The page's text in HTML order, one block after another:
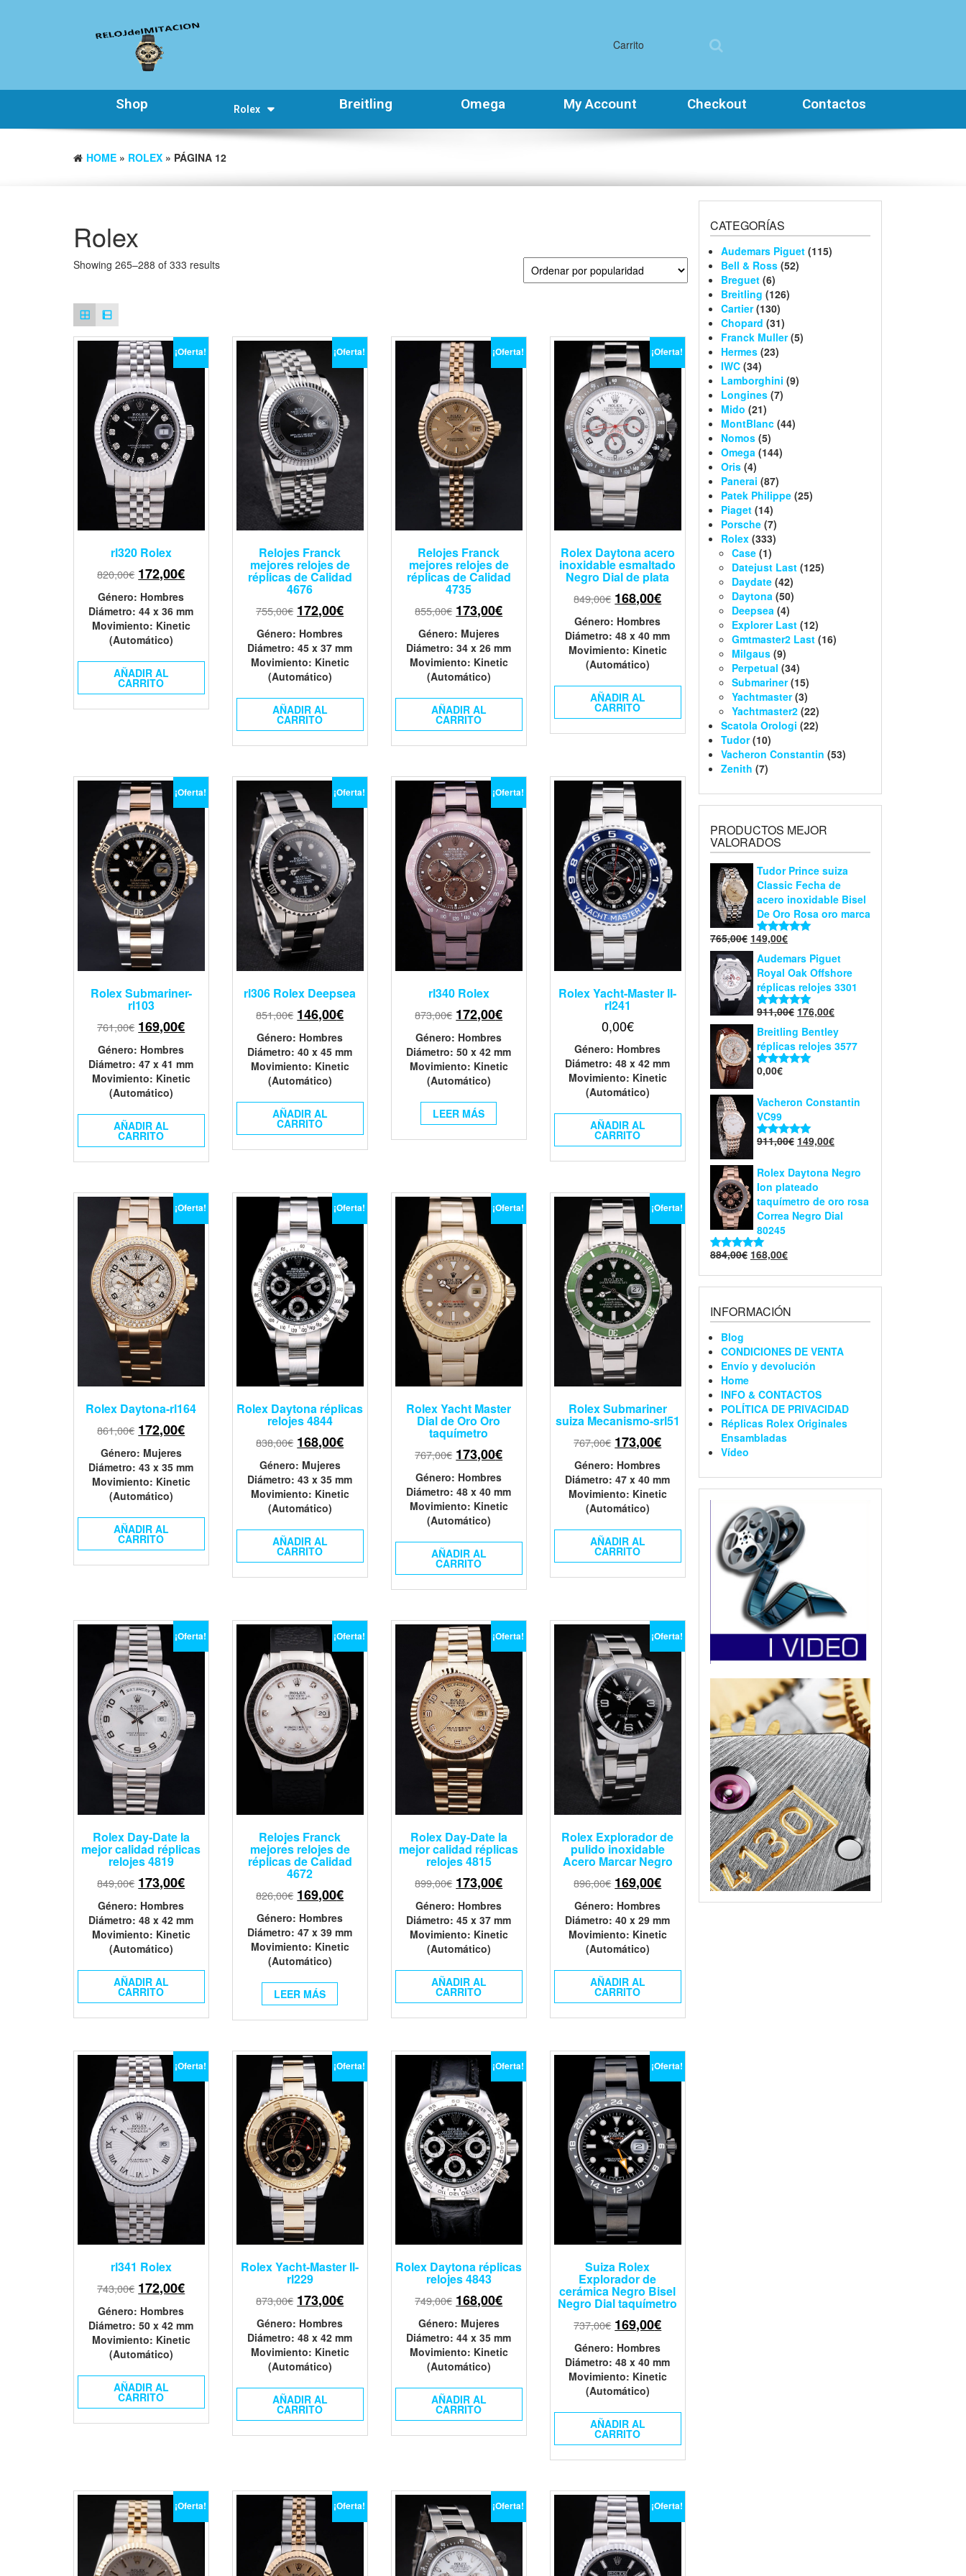
Carrito
Shop Rolex Breitling Omega My Account Checkout Contactos
HOME » ROLEX » PÁGINA 12
Rolex
Showing 265–288 of 333 results
¡Oferta!
rl320 Rolex
820,00€ 172,00€
Género: Hombres
Diámetro: 44 x 36 mm
Movimiento: Kinetic
(Automático)
AÑADIR AL
CARRITO
¡Oferta!
Relojes Franck
mejores relojes de
réplicas de Calidad
4676
755,00€ 172,00€
Género: Hombres
Diámetro: 45 x 37 mm
Movimiento: Kinetic
(Automático)
AÑADIR AL
CARRITO
¡Oferta!
Relojes Franck
mejores relojes de
réplicas de Calidad
4735
855,00€ 173,00€
Género: Mujeres
Diámetro: 34 x 26 mm
Movimiento: Kinetic
(Automático)
AÑADIR AL
CARRITO
¡Oferta!
Rolex Daytona acero
inoxidable esmaltado
Negro Dial de plata
849,00€ 168,00€
Género: Hombres
Diámetro: 48 x 40 mm
Movimiento: Kinetic
(Automático)
AÑADIR AL
CARRITO
¡Oferta!
Rolex Submariner-
rl103
761,00€ 169,00€
Género: Hombres
Diámetro: 47 x 41 mm
Movimiento: Kinetic
(Automático)
AÑADIR AL
CARRITO
¡Oferta!
rl306 Rolex Deepsea
851,00€ 146,00€
Género: Hombres
Diámetro: 40 x 45 mm
Movimiento: Kinetic
(Automático)
AÑADIR AL
CARRITO
¡Oferta!
rl340 Rolex
873,00€ 172,00€
Género: Hombres
Diámetro: 50 x 42 mm
Movimiento: Kinetic
(Automático)
LEER MÁS
Rolex Yacht-Master II-
rl241
0,00€
Género: Hombres
Diámetro: 48 x 42 mm
Movimiento: Kinetic
(Automático)
AÑADIR AL
CARRITO
¡Oferta!
Rolex Daytona-rl164
861,00€ 172,00€
Género: Mujeres
Diámetro: 43 x 35 mm
Movimiento: Kinetic
(Automático)
AÑADIR AL
CARRITO
¡Oferta!
Rolex Daytona réplicas
relojes 4844
838,00€ 168,00€
Género: Mujeres
Diámetro: 43 x 35 mm
Movimiento: Kinetic
(Automático)
AÑADIR AL
CARRITO
¡Oferta!
Rolex Yacht Master
Dial de Oro Oro
taquímetro
767,00€ 173,00€
Género: Hombres
Diámetro: 48 x 40 mm
Movimiento: Kinetic
(Automático)
AÑADIR AL
CARRITO
¡Oferta!
Rolex Submariner
suiza Mecanismo-srl51
767,00€ 173,00€
Género: Hombres
Diámetro: 47 x 40 mm
Movimiento: Kinetic
(Automático)
AÑADIR AL
CARRITO
¡Oferta!
Rolex Day-Date la
mejor calidad réplicas
relojes 4819
849,00€ 173,00€
Género: Hombres
Diámetro: 48 x 42 mm
Movimiento: Kinetic
(Automático)
AÑADIR AL
CARRITO
¡Oferta!
Relojes Franck
mejores relojes de
réplicas de Calidad
4672
826,00€ 169,00€
Género: Hombres
Diámetro: 47 x 39 mm
Movimiento: Kinetic
(Automático)
LEER MÁS
¡Oferta!
Rolex Day-Date la
mejor calidad réplicas
relojes 4815
899,00€ 173,00€
Género: Hombres
Diámetro: 45 x 37 mm
Movimiento: Kinetic
(Automático)
AÑADIR AL
CARRITO
¡Oferta!
Rolex Explorador de
pulido inoxidable
Acero Marcar Negro
896,00€ 169,00€
Género: Hombres
Diámetro: 40 x 29 mm
Movimiento: Kinetic
(Automático)
AÑADIR AL
CARRITO
¡Oferta!
rl341 Rolex
743,00€ 172,00€
Género: Hombres
Diámetro: 50 x 42 mm
Movimiento: Kinetic
(Automático)
AÑADIR AL
CARRITO
¡Oferta!
Rolex Yacht-Master II-
rl229
873,00€ 173,00€
Género: Hombres
Diámetro: 48 x 42 mm
Movimiento: Kinetic
(Automático)
AÑADIR AL
CARRITO
¡Oferta!
Rolex Daytona réplicas
relojes 4843
749,00€ 168,00€
Género: Mujeres
Diámetro: 44 x 35 mm
Movimiento: Kinetic
(Automático)
AÑADIR AL
CARRITO
¡Oferta!
Suiza Rolex
Explorador de
cerámica Negro Bisel
Negro Dial taquímetro
737,00€ 169,00€
Género: Hombres
Diámetro: 48 x 40 mm
Movimiento: Kinetic
(Automático)
AÑADIR AL
CARRITO
¡Oferta! ¡Oferta! ¡Oferta! ¡Oferta!
CATEGORÍAS
Audemars Piguet (115)
Bell & Ross (52)
Breguet (6)
Breitling (126)
Cartier (130)
Chopard (31)
Franck Muller (5)
Hermes (23)
IWC (34)
Lamborghini (9)
Longines (7)
Mido (21)
MontBlanc (44)
Nomos (5)
Omega (144)
Oris (4)
Panerai (87)
Patek Philippe (25)
Piaget (14)
Porsche (7)
Rolex (333)
Case (1)
Datejust Last (125)
Daydate (42)
Daytona (50)
Deepsea (4)
Explorer Last (12)
Gmtmaster2 Last (16)
Milgaus (9)
Perpetual (34)
Submariner (15)
Yachtmaster (3)
Yachtmaster2 (22)
Scatola Orologi (22)
Tudor (10)
Vacheron Constantin (53)
Zenith (7)
PRODUCTOS MEJOR
VALORADOS
Tudor Prince suiza
Classic Fecha de
acero inoxidable Bisel
De Oro Rosa oro marca
Valorado en
765,00€ 149,00€
Audemars Piguet
Royal Oak Offshore
réplicas relojes 3301
Valorado en
911,00€ 176,00€
Breitling Bentley
réplicas relojes 3577
Valorado en
0,00€
Vacheron Constantin
VC99
Valorado en
911,00€ 149,00€
Rolex Daytona Negro
Ion plateado
taquímetro de oro rosa
Correa Negro Dial
80245
Valorado en
884,00€ 168,00€
INFORMACIÓN
Blog
CONDICIONES DE VENTA
Envío y devolución
Home
INFO & CONTACTOS
POLÍTICA DE PRIVACIDAD
Réplicas Rolex Originales
Ensambladas
Vídeo